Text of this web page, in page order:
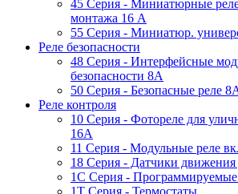
45 Серия - Миниатюрные
монтажа 16 A
55 Cерия - Миниатюр.
Реле безопасности
48 Серия - Интерфейсные
безопасности 8А
50 Серия - Безопасные реле
Реле контроля
10 Серия - Фотореле для
16A
11 Серия - Модульные реле
18 Серия - Датчики
1C Серия - Программируемые
1Т Серия - Термостаты